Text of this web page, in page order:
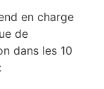
en charge
de
dans les 10